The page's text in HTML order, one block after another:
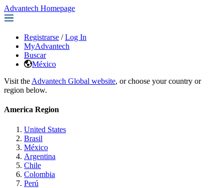
Advantech Homepage
Registrarse / Log In
MyAdvantech
Buscar
México
Visit the Advantech Global website, or choose your country or
region below.
America Region
United States
Brasil
México
Argentina
Chile
Colombia
Perú